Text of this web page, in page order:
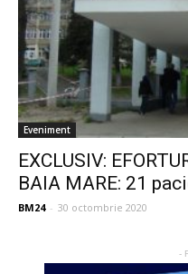
Eveniment
EXCLUSIV:
BAIA MARE: 21
BM24 - 30 octombrie 2020
-